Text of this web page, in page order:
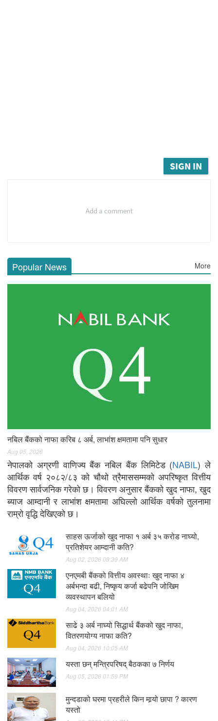
SIGN IN
Add a comment
Popular News More
नबिल बैंकको नाफा करिब ८ अर्ब, लाभांश क्षमतामा पनि सुधार
Aug 05, 2026
नेपालको अग्रणी वाणिज्य बैंक नबिल बैंक लिमिटेड (NABIL) ले
आर्थिक वर्ष २०८२/८३ को चौथो त्रैमाससम्मको अपरिष्कृत वित्तीय
विवरण सार्वजनिक गरेको छ। विवरण अनुसार बैंकको खुद नाफा, खुद
ब्याज आम्दानी र लाभांश क्षमतामा अघिल्लो आर्थिक वर्षको तुलनामा
राम्रो वृद्धि देखिएको छ।
साहस ऊर्जाको खुद नाफा १ अर्ब ३५ करोड नाघ्यो,
प्रतिशेयर आम्दानी कति?
Aug 02, 2026 09:39 AM
एनएमबी बैंकको वित्तीय अवस्थाः खुद नाफा ४
अर्बभन्दा बढी, निष्कृय कर्जा बढेपनि जोखिम
व्यवस्थापन बलियो
Aug 04, 2026 04:01 AM
साढे ३ अर्ब नाघ्यो सिद्धार्थ बैंकको खुद नाफा,
वितरणयोग्य नाफा कति?
Aug 04, 2026 10:05 AM
यस्ता छन् मन्त्रिपरिषद् बैठकका ७ निर्णय
Aug 05, 2026 01:59 PM
मुन्दडाको घरमा प्रहरीले किन मार्‍यो छापा ? कारण
यस्तो